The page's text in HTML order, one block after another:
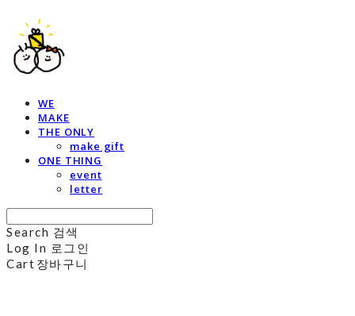
WE
MAKE
THE ONLY
make gift
ONE THING
event
letter
Search 검색
Log In 로그인
Cart 장바구니